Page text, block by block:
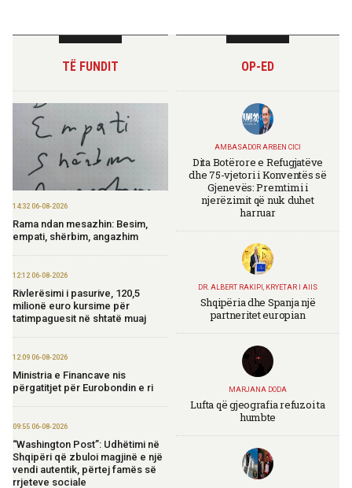
TË FUNDIT
14:32 06-08-2026
Rama ndan mesazhin: Besim,
empati, shërbim, angazhim
12:12 06-08-2026
Rivlerësimi i pasurive, 120,5
milionë euro kursime për
tatimpaguesit në shtatë muaj
12:09 06-08-2026
Ministria e Financave nis
përgatitjet për Eurobondin e ri
09:55 06-08-2026
“Washington Post”: Udhëtimi në
Shqipëri që zbuloi magjinë e një
vendi autentik, përtej famës së
rrjeteve sociale
OP-ED
AMBASADOR ARBEN CICI
Dita Botërore e Refugjatëve
dhe 75-vjetori i Konventës së
Gjenevës: Premtimi i
njerëzimit që nuk duhet
harruar
DR. ALBERT RAKIPI, KRYETAR I AIIS
Shqipëria dhe Spanja një
partneritet europian
MARJANA DODA
Lufta që gjeografia refuzoi ta
humbte